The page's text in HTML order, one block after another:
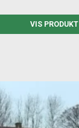
VIS PRODUKT